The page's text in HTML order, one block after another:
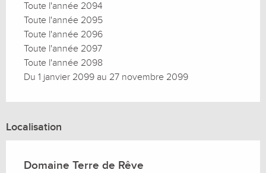
Toute l'année 2094
Toute l'année 2095
Toute l'année 2096
Toute l'année 2097
Toute l'année 2098
Du 1 janvier 2099 au 27 novembre 2099
Localisation
Domaine Terre de Rêve